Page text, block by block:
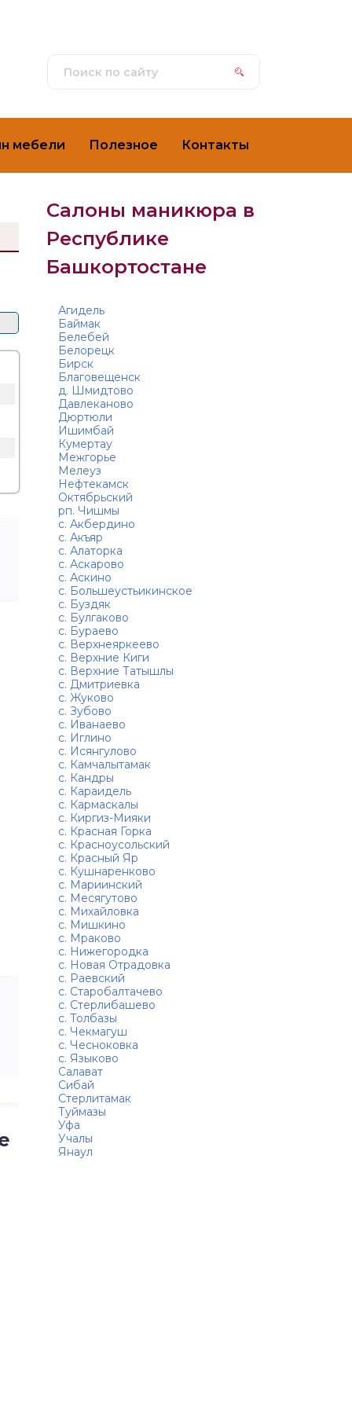
мебели Полезное Контакты
Салоны маникюра в
Республике
Башкортостане
Агидель
Баймак
Белебей
Белорецк
Бирск
Благовещенск
д. Шмидтово
Давлеканово
Дюртюли
Ишимбай
Кумертау
Межгорье
Мелеуз
Нефтекамск
Октябрьский
рп. Чишмы
с. Акбердино
с. Акъяр
с. Алаторка
с. Аскарово
с. Аскино
с. Большеустьикинское
с. Буздяк
с. Булгаково
с. Бураево
с. Верхнеяркеево
с. Верхние Киги
с. Верхние Татышлы
с. Дмитриевка
с. Жуково
с. Зубово
с. Иванаево
с. Иглино
с. Исянгулово
с. Камчалытамак
с. Кандры
с. Караидель
с. Кармаскалы
с. Киргиз-Мияки
с. Красная Горка
с. Красноусольский
с. Красный Яр
с. Кушнаренково
с. Мариинский
с. Месягутово
с. Михайловка
с. Мишкино
с. Мраково
с. Нижегородка
с. Новая Отрадовка
с. Раевский
с. Старобалтачево
с. Стерлибашево
с. Толбазы
с. Чекмагуш
с. Чесноковка
с. Языково
Салават
Сибай
Стерлитамак
Туймазы
Уфа
Учалы
Янаул